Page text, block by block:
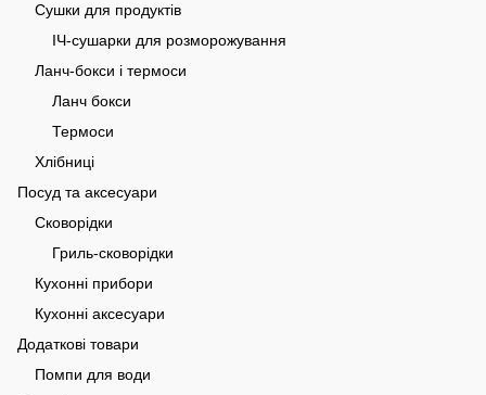
Сушки для продуктів
ІЧ-сушарки для розморожування
Ланч-бокси і термоси
Ланч бокси
Термоси
Хлібниці
Посуд та аксесуари
Сковорідки
Гриль-сковорідки
Кухонні прибори
Кухонні аксесуари
Додаткові товари
Помпи для води